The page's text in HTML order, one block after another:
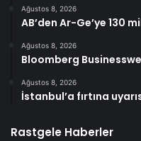
Ağustos 8, 2026
AB’den Ar-Ge’ye 130
Ağustos 8, 2026
Bloomberg
Ağustos 8, 2026
İstanbul’a fırtına
Rastgele Haberler